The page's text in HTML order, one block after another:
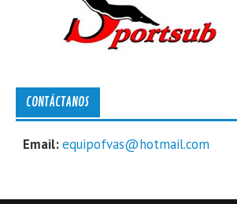
CONTÁCTANOS
Email:equipofvas@hotmail.com